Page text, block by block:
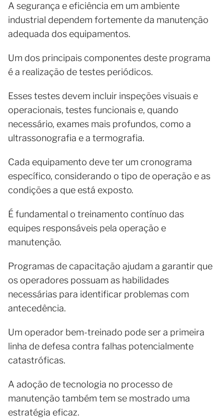
A segurança e eficiência em um ambiente
industrial dependem fortemente da manutenção
adequada dos equipamentos.
Um dos principais componentes deste programa
é a realização de testes periódicos.
Esses testes devem incluir inspeções visuais e
operacionais, testes funcionais e, quando
necessário, exames mais profundos, como a
ultrassonografia e a termografia.
Cada equipamento deve ter um cronograma
específico, considerando o tipo de operação e as
condições a que está exposto.
É fundamental o treinamento contínuo das
equipes responsáveis pela operação e
manutenção.
Programas de capacitação ajudam a garantir que
os operadores possuam as habilidades
necessárias para identificar problemas com
antecedência.
Um operador bem-treinado pode ser a primeira
linha de defesa contra falhas potencialmente
catastróficas.
A adoção de tecnologia no processo de
manutenção também tem se mostrado uma
estratégia eficaz.